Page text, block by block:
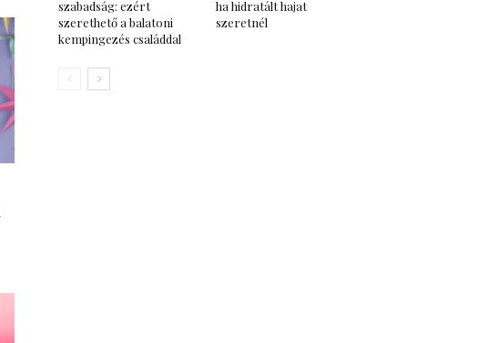
szabadság: ezért
szerethető a balatoni
kempingezés családdal
ha hidratált hajat
szeretnél